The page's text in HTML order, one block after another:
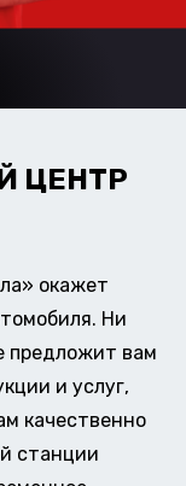
ЦЕНТР
окажет
Ни
предложит вам
и услуг,
качественно
станции